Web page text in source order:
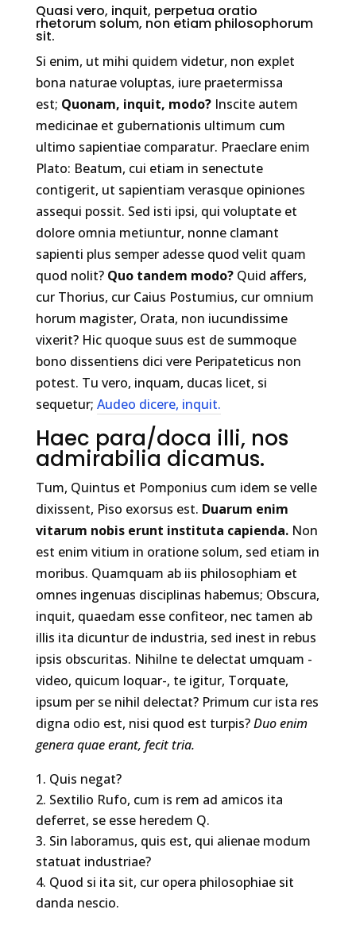
Quasi vero, inquit, perpetua oratio
rhetorum solum, non etiam philosophorum
sit.
Si enim, ut mihi quidem videtur, non explet
bona naturae voluptas, iure praetermissa
est; Quonam, inquit, modo?Inscite autem
medicinae et gubernationis ultimum cum
ultimo sapientiae comparatur. Praeclare enim
Plato: Beatum, cui etiam in senectute
contigerit, ut sapientiam verasque opiniones
assequi possit. Sed isti ipsi, qui voluptate et
dolore omnia metiuntur, nonne clamant
sapienti plus semper adesse quod velit quam
quod nolit? Quo tandem modo?Quid affers,
cur Thorius, cur Caius Postumius, cur omnium
horum magister, Orata, non iucundissime
vixerit? Hic quoque suus est de summoque
bono dissentiens dici vere Peripateticus non
potest. Tu vero, inquam, ducas licet, si
sequetur; Audeo dicere, inquit.
Haec para/doca illi, nos
admirabilia dicamus.
Tum, Quintus et Pomponius cum idem se velle
dixissent, Piso exorsus est. Duarum enim
vitarum nobis erunt instituta capienda.Non
est enim vitium in oratione solum, sed etiam in
moribus. Quamquam ab iis philosophiam et
omnes ingenuas disciplinas habemus; Obscura,
inquit, quaedam esse confiteor, nec tamen ab
illis ita dicuntur de industria, sed inest in rebus
ipsis obscuritas. Nihilne te delectat umquam -
video, quicum loquar-, te igitur, Torquate,
ipsum per se nihil delectat? Primum cur ista res
digna odio est, nisi quod est turpis?Duo enim
genera quae erant, fecit tria.
Quis negat?
Sextilio Rufo, cum is rem ad amicos ita
deferret, se esse heredem Q.
Sin laboramus, quis est, qui alienae modum
statuat industriae?
Quod si ita sit, cur opera philosophiae sit
danda nescio.